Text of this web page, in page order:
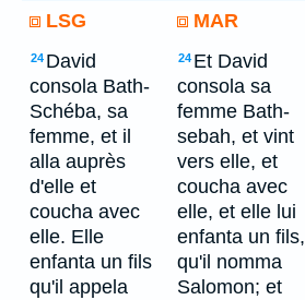
LSG
MAR
24 David
consola Bath-
Schéba, sa
femme, et il
alla auprès
d'elle et
coucha avec
elle. Elle
enfanta un fils
qu'il appela
24 Et David
consola sa
femme Bath-
sebah, et vint
vers elle, et
coucha avec
elle, et elle lui
enfanta un fils,
qu'il nomma
Salomon; et